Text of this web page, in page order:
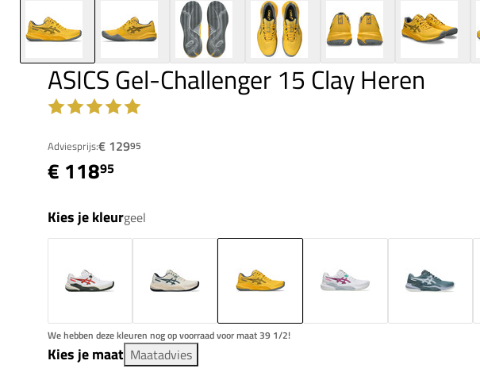
ASICS Gel-Challenger 15 Clay Heren
Adviesprijs:€ 12995
€ 11895
Kies je kleurgeel
We hebben deze kleuren nog op voorraad voor maat 39 1/2!
Kies je maat Maatadvies